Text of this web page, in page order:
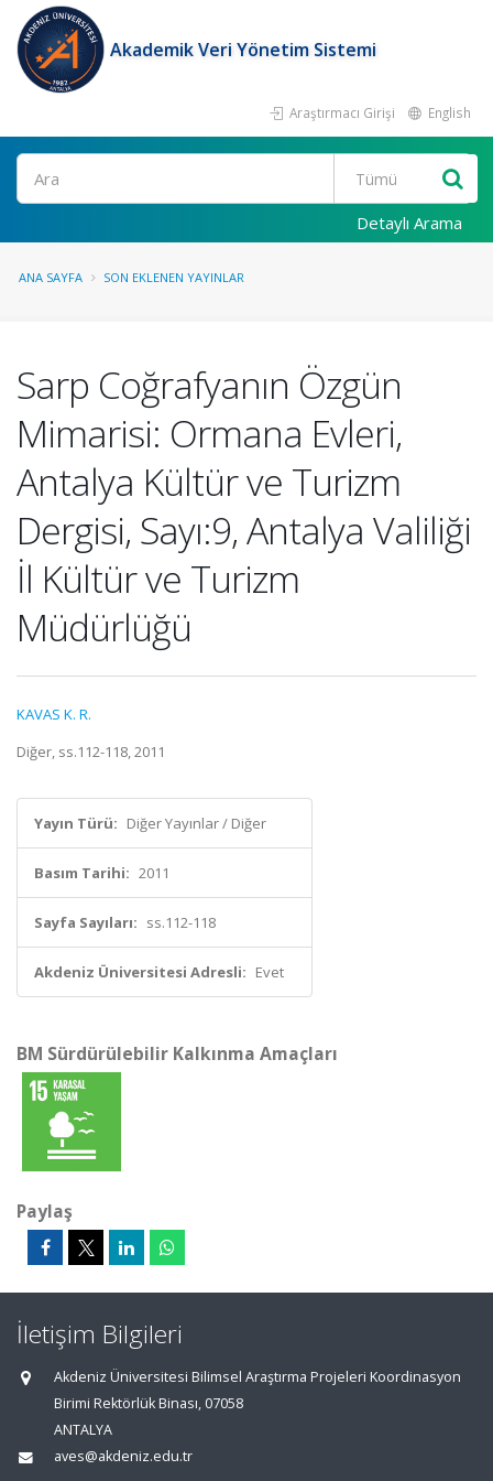
Akademik Veri Yönetim Sistemi
Araştırmacı Girişi English
Ara
Detaylı Arama
ANA SAYFA SON EKLENEN YAYINLAR
Sarp Coğrafyanın Özgün
Mimarisi: Ormana Evleri,
Antalya Kültür ve Turizm
Dergisi, Sayı:9, Antalya Valiliği
İl Kültür ve Turizm
Müdürlüğü
KAVAS K. R.
Diğer, ss.112-118, 2011
Yayın Türü: Diğer Yayınlar / Diğer
Basım Tarihi: 2011
Sayfa Sayıları: ss.112-118
Akdeniz Üniversitesi Adresli: Evet
BM Sürdürülebilir Kalkınma Amaçları
Paylaş
İletişim Bilgileri
Akdeniz Üniversitesi Bilimsel Araştırma Projeleri Koordinasyon
Birimi Rektörlük Binası, 07058
ANTALYA
aves@akdeniz.edu.tr